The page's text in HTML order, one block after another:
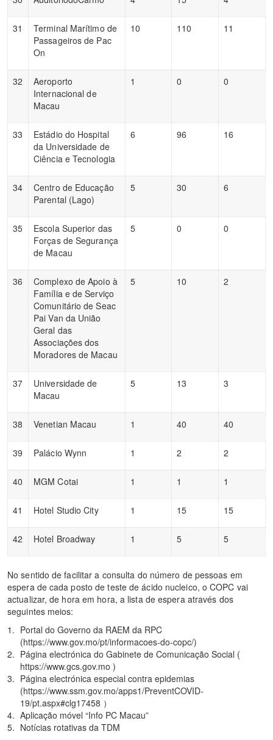
31
Terminal Marítimo de
Passageiros de Pac
On
10 110 11
32
Aeroporto
Internacional de
Macau
1 0 0
33
Estádio do Hospital
da Universidade de
Ciência e Tecnologia
6 96 16
34
Centro de Educação
Parental (Lago)
5 30 6
35
Escola Superior das
Forças de Segurança
de Macau
5 0 0
36
Complexo de Apoio à
Família e de Serviço
Comunitário de Seac
Pai Van da União
Geral das
Associações dos
Moradores de Macau
5 10 2
37
Universidade de
Macau
5 13 3
38 Venetian Macau 1 40 40
39 Palácio Wynn 1 2 2
40 MGM Cotai 1 1 1
41 Hotel Studio City 1 15 15
42 Hotel Broadway 1 5 5
No sentido de facilitar a consulta do número de pessoas em
espera de cada posto de teste de ácido nucleico, o COPC vai
actualizar, de hora em hora, a lista de espera através dos
seguintes meios:
Portal do Governo da RAEM da RPC
(https://www.gov.mo/pt/informacoes-do-copc/)
Página electrónica do Gabinete de Comunicação Social (
https://www.gcs.gov.mo )
Página electrónica especial contra epidemias
(https://www.ssm.gov.mo/apps1/PreventCOVID-
19/pt.aspx#clg17458 ）
Aplicação móvel “Info PC Macau”
Notícias rotativas da TDM